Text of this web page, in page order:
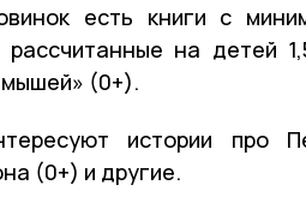
есть книги с
рассчитанные на детей
мышей» (0+).
истории про
(0+) и другие.